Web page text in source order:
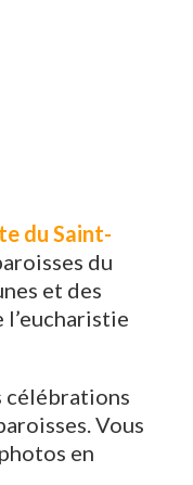
du Saint-
du
et des
célébrations
Vous
en